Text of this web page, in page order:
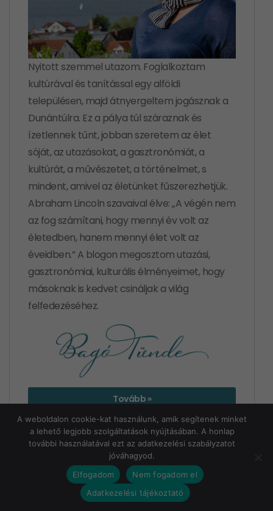
Nyitott szemmel utazom. Foglalkoztam
kultúrával és tanítással egy alföldi
településen, majd átnyergeltem jogásznak a
Dunántúlra. Ez a pálya túl száraznak és
ízetlennek tűnt, jobban szeretem az élet
sóját, az utazásokat, a gasztronómiát, a
kultúrát, a művészetet, a történelmet, s
mindent, amivel az életünket fűszerezhetjük.
Abraham Lincoln szavaival élve: „A végén nem
az fog számítani, hogy mennyi év volt az
életedben, hanem mennyi élet volt az
éveidben.” A blogon megosztom utazási,
gasztronómiai, kulturális élményeimet, hogy
másoknak is kedvet csináljak a világ
felfedezéséhez.
Tovább »
ÉLET SÓJA BLOG
A weboldalon cookie-kat használunk, amik segítenek minket
a lehető legjobb szolgáltatások nyújtásában. A honlap
további használatával ezt az adatkezelési szabályzatot
jóváhagyod.
Elfogadom
Nem fogadom el
Adatkezelési tájékoztató